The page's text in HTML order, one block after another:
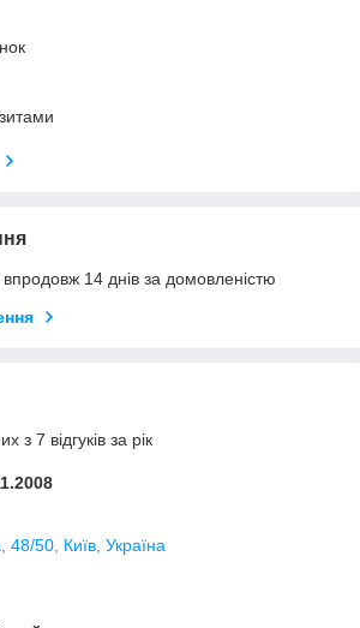
14 днів за домовленістю
з 7 відгуків за рік
48/50, Київ, Україна